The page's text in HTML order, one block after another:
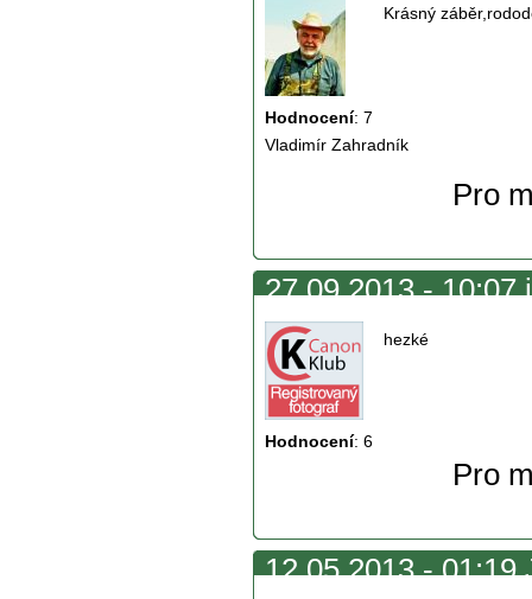
Hodnocení: 7
Krásný
Vladimír Zahradník
Pro
27.09.2013 -
Hodnocení: 6
hezké
Pro
12.05.2013 -